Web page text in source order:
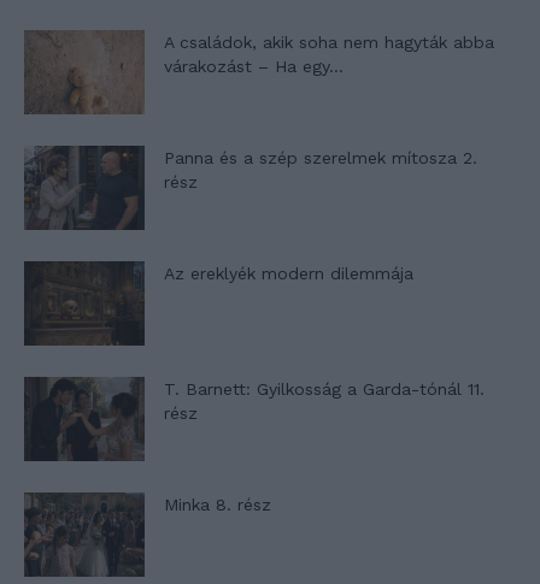
A családok, akik soha nem hagyták abba
várakozást – Ha egy...
Panna és a szép szerelmek mítosza 2.
rész
Az ereklyék modern dilemmája
T. Barnett: Gyilkosság a Garda-tónál 11.
rész
Minka 8. rész